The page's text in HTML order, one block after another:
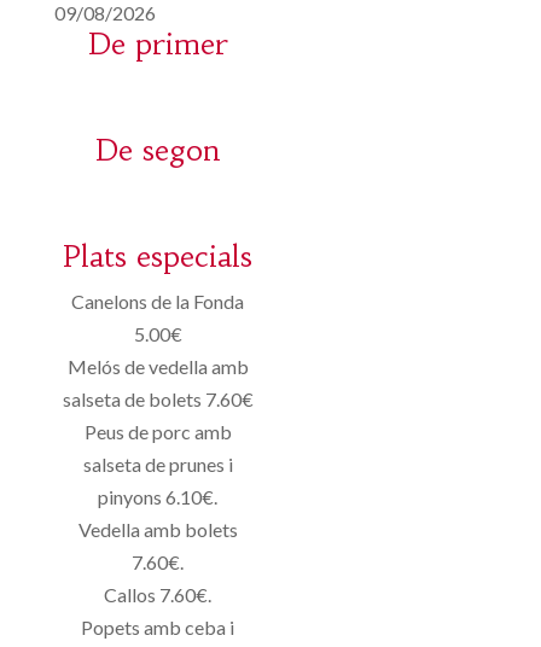
09/08/2026
De primer
De segon
Plats especials
Canelons de la Fonda
5.00€
Melós de vedella amb
salseta de bolets 7.60€
Peus de porc amb
salseta de prunes i
pinyons 6.10€.
Vedella amb bolets
7.60€.
Callos 7.60€.
Popets amb ceba i